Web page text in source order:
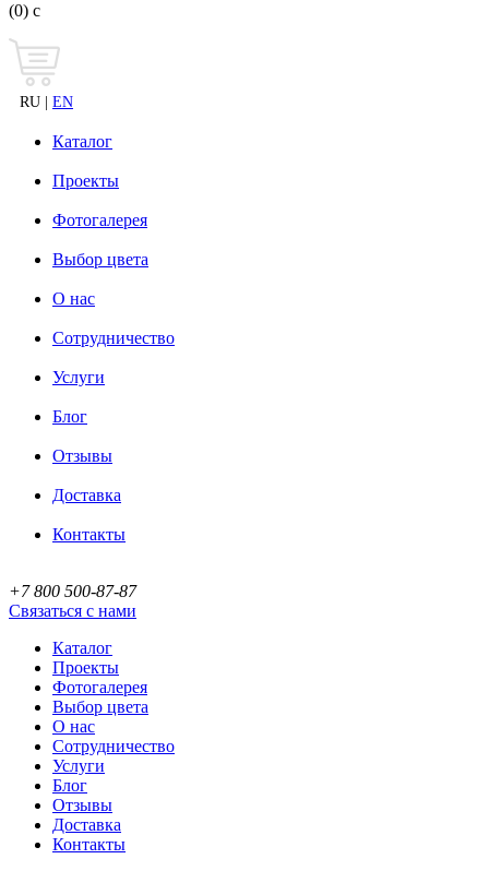
(0) c
RU | EN
Каталог
Проекты
Фотогалерея
Выбор цвета
О нас
Сотрудничество
Услуги
Блог
Отзывы
Доставка
Контакты
+7 800 500-87-87
Связаться с нами
Каталог
Проекты
Фотогалерея
Выбор цвета
О нас
Сотрудничество
Услуги
Блог
Отзывы
Доставка
Контакты